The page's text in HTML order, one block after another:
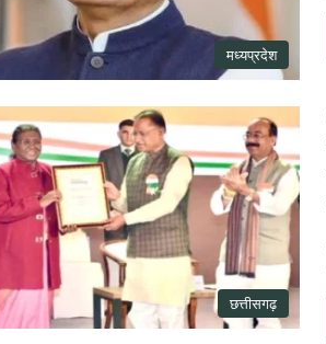
मध्यप्रदेश
छत्तीसगढ़